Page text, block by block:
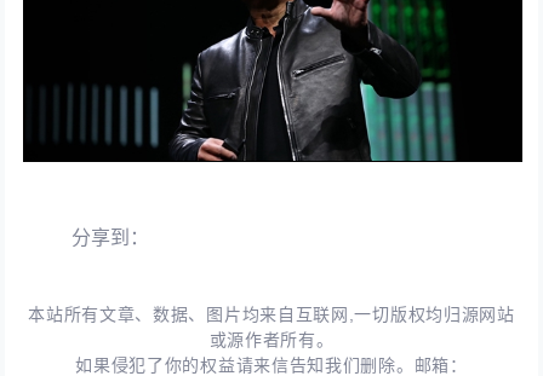
分享到：
本站所有文章、数据、图片均来自互联网,一切版权均归源网站
或源作者所有。
如果侵犯了你的权益请来信告知我们删除。邮箱：